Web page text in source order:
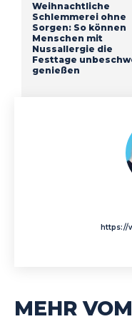
Weihnachtliche
Schlemmerei ohne
Sorgen: So können
Menschen mit
Nussallergie die
Festtage
genießen
https://
MEHR